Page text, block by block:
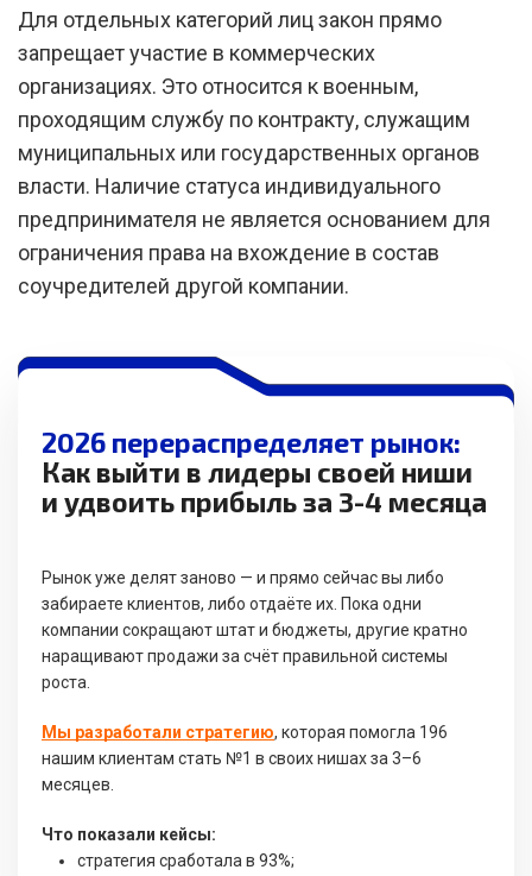
Для отдельных категорий лиц закон прямо
запрещает участие в коммерческих
организациях. Это относится к военным,
проходящим службу по контракту, служащим
муниципальных или государственных органов
власти. Наличие статуса индивидуального
предпринимателя не является основанием для
ограничения права на вхождение в состав
соучредителей другой компании.
2026 перераспределяет рынок:
Как выйти в лидеры своей ниши
и удвоить прибыль за 3-4 месяца
Рынок уже делят заново — и прямо сейчас вы либо
забираете клиентов, либо отдаёте их. Пока одни
компании сокращают штат и бюджеты, другие кратно
наращивают продажи за счёт правильной системы
роста.
Мы разработали стратегию, которая помогла 196
нашим клиентам стать №1 в своих нишах за 3–6
месяцев.
Что показали кейсы:
стратегия сработала в 93%;